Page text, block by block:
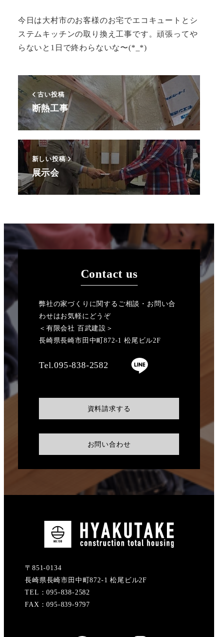
今日は大村市のお客様のお宅でエコキュートとシ
ステムキッチンの取り換え工事です。頑張ってや
らないと1日で終わらないな〜(*_*)
古い投稿
断熱工事
新しい投稿
展示会
Contact us
弊社の家づくりに関するご相談・お問い合
わせはお気軽にどうぞ
＜有限会社 百武建設＞
長崎県長崎市田中町872-1 松尾ビル2F
Tel.095-838-2582
資料請求する
お問い合わせ
〒851-0134
長崎県長崎市田中町872-1 松尾ビル2F
TEL：095-838-2582
FAX：095-839-9797